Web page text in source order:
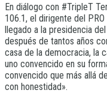
En diálogo con #TripleT
106.1, el dirigente del
llegado a la presidencia
después de tantos años
casa de la democracia, la
uno convencido en su
convencido que más allá
con honestidad».